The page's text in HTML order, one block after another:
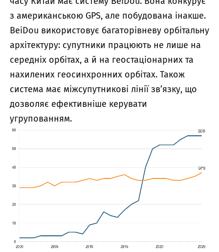
з американською GPS, але побудована інакше.
BeiDou використовує багаторівневу орбітальну
архітектуру: супутники працюють не лише на
середніх орбітах, а й на геостаціонарних та
нахилених геосинхронних орбітах. Також
система має міжсупутникові лінії зв’язку, що
дозволяє ефективніше керувати
угрупованням.